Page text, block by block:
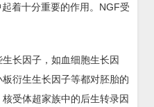
着十分重要的作用。NGF受
长因子，如血细胞生长因
衍生生长因子等都对胚胎的
受体超家族中的后生转录因